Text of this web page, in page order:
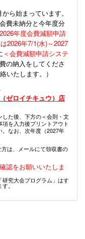
ら始まっています。
費未納分と今年度分
2026年度会費減額申請
2026年7/1(水)～2027
＜会費減額申請システ
の納入をしてくださ
いたします。）
ゼロイチキュウ）店
した後、下方の＜会則・文
を入力後プリントアウト
。なお、次年度（2027年
は、メールにて領収書の
認をお願いいたしま
研究大会プログラム」はす
す。